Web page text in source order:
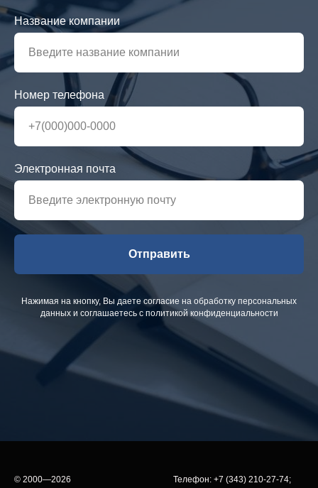
Название компании
Номер телефона
Электронная почта
Отправить
Нажимая на кнопку, Вы даете согласие на обработку персональных
данных и соглашаетесь c политикой конфиденциальности
© 2000—2026 Телефон: +7 (343) 210-27-74;